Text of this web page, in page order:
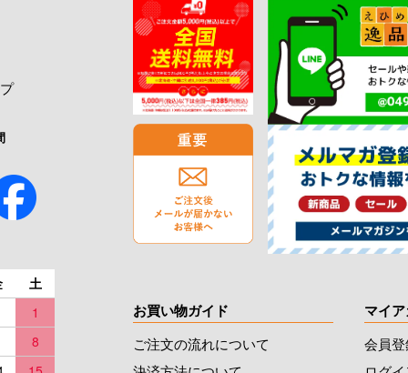
土
1
8
お買い物ガイド
ご注文の流れについて
マイ
会員